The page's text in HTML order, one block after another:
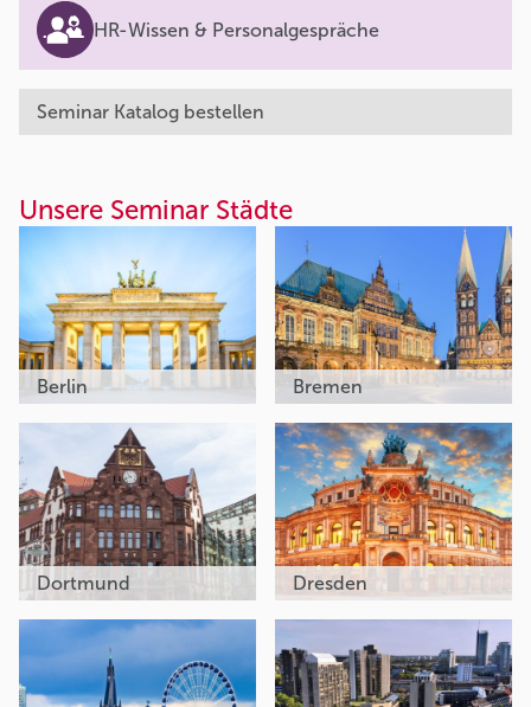
HR-Wissen & Personalgespräche
Seminar Katalog bestellen
Unsere Seminar Städte
Berlin Bremen
Dortmund Dresden